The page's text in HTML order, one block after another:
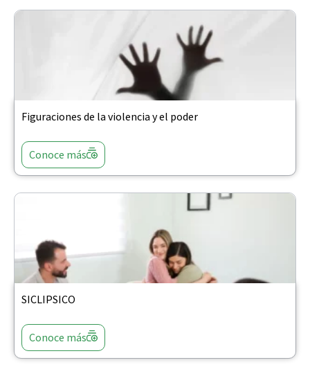
Figuraciones de la violencia y el poder
Conoce más
SICLIPSICO
Conoce más